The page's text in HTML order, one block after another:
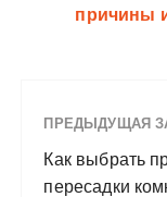
причины
ПРЕДЫДУЩАЯ
Как выбрать
пересадки